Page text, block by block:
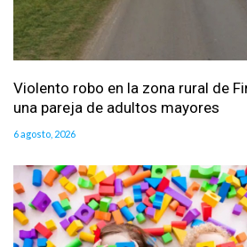
Violento robo en la zona rural de
una pareja de adultos mayores
6 agosto, 2026